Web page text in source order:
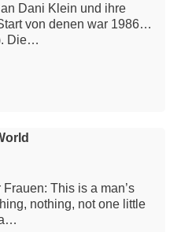
Dani Klein und ihre
von denen war 1986…
Die…
This is a man’s
nothing, not one little